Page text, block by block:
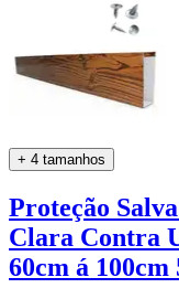
+ 4 tamanhos
Proteção
Clara Contra
60cm á